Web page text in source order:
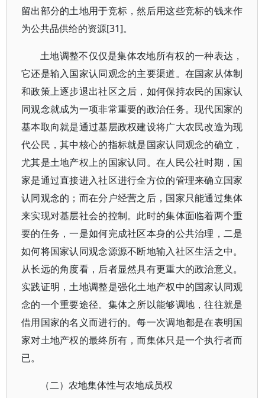
留出部分的土地用于竞标，然后用这些竞标的钱来作
为公共品供给的资源[31]。
土地调整不仅仅是集体农地所有权的一种表达，
它还是输入国家认同观念的主要渠道。在国家从体制
和政策上逐步退出社区之后，如何保持农民的国家认
同观念就成为一项非常重要的政治任务。现代国家的
基本取向就是通过基层政权建设将广大农民改造为现
代公民，其中核心的指标就是国家认同观念的确立，
尤其是土地产权上的国家认同。在人民公社时期，国
家是通过直接进入社区进行全方位的管理来确立国家
认同观念的；而在分户经营之后，国家只能通过集体
来实现对基层社会的控制。此时的集体面临着两个重
要的任务，一是如何完成社区本身的公共治理，二是
如何将国家认同观念源源不断地输入社区生活之中。
从长远的角度看，后者显然具有更重大的政治意义。
实践证明，土地调整是强化土地产权中的国家认同观
念的一个重要途径。集体之所以能够调地，往往就是
借用国家的名义而进行的。每一次调地都是在表明国
家对土地产权的最终所有，而集体只是一个执行者而
已。
（二）农地集体性与农地成员权